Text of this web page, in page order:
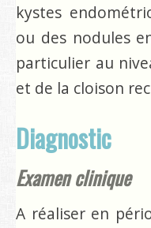
kystes
ou des nodules
particulier au
et de la cloison
Diagnostic
Examen clinique
A réaliser en